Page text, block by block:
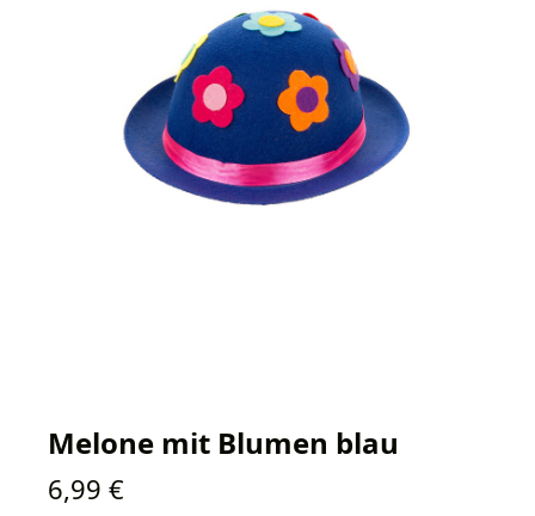
Melone mit Blumen blau
Regulärer Preis:
6,99 €